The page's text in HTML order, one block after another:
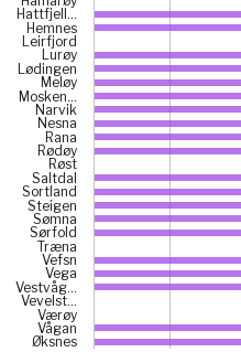
Hemnes
Lurøy
Meløy
Narvik
Rana
Røst
Sortland
Sømna
Træna
Vega
Vevelst…
Vågan
Hattfjell…
Leirfjord
Lødingen
Mosken…
Nesna
Rødøy
Saltdal
Steigen
Sørfold
Vefsn
Vestvåg…
Værøy
Øksnes